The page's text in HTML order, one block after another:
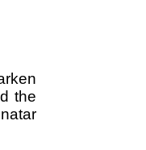
the